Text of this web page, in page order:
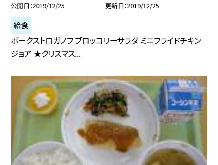
公開日 2019/12/25 更新日 2019/12/25
給食
ポークストロガノフ ブロッコリーサラダ ミニフライドチキン
ジョア ★クリスマス...